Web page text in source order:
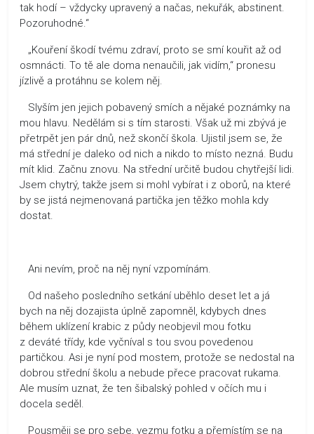
tak hodí – vždycky upravený a načas, nekuřák, abstinent.
Pozoruhodné.“
„Kouření škodí tvému zdraví, proto se smí kouřit až od
osmnácti. To tě ale doma nenaučili, jak vidím,“ pronesu
jízlivě a protáhnu se kolem něj.
Slyším jen jejich pobavený smích a nějaké poznámky na
mou hlavu. Nedělám si s tím starosti. Však už mi zbývá je
přetrpět jen pár dnů, než skončí škola. Ujistil jsem se, že
má střední je daleko od nich a nikdo to místo nezná. Budu
mít klid. Začnu znovu. Na střední určitě budou chytřejší lidi.
Jsem chytrý, takže jsem si mohl vybírat i z oborů, na které
by se jistá nejmenovaná partička jen těžko mohla kdy
dostat.
Ani nevím, proč na něj nyní vzpomínám.
Od našeho posledního setkání uběhlo deset let a já
bych na něj dozajista úplně zapomněl, kdybych dnes
během uklízení krabic z půdy neobjevil mou fotku
z deváté třídy, kde vyčníval s tou svou povedenou
partičkou. Asi je nyní pod mostem, protože se nedostal na
dobrou střední školu a nebude přece pracovat rukama.
Ale musím uznat, že ten šibalský pohled v očích mu i
docela seděl.
Pousměji se pro sebe, vezmu fotku a přemístím se na